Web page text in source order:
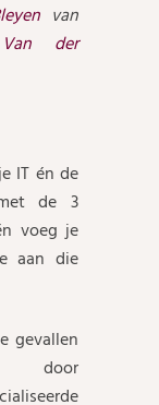
van
der
IT én de
de 3
voeg je
aan die
gevallen
door